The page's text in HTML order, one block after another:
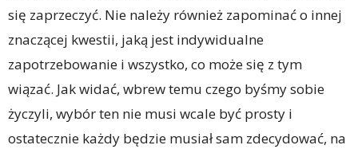
się zaprzeczyć. Nie należy również zapominać o innej
znaczącej kwestii, jaką jest indywidualne
zapotrzebowanie i wszystko, co może się z tym
wiązać. Jak widać, wbrew temu czego byśmy sobie
życzyli, wybór ten nie musi wcale być prosty i
ostatecznie każdy będzie musiał sam zdecydować, na